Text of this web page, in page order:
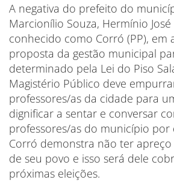
A negativa do prefeito do
Marcionílio Souza, Hermínio
conhecido como Corró (PP), em
proposta da gestão municipal
determinado pela Lei do Piso
Magistério Público deve
professores/as da cidade para
dignificar a sentar e conversar
professores/as do município por
Corró demonstra não ter
de seu povo e isso será dele
próximas eleições.